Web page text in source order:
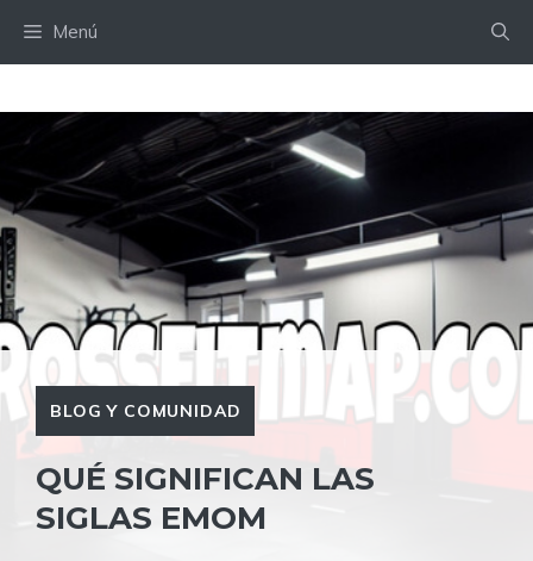
Menú
BLOG Y COMUNIDAD
QUÉ SIGNIFICAN LAS
SIGLAS EMOM